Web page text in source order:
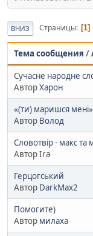
ВНИЗ Страницы 1
Тема сообщения /
Сучасне народне
АвторХарон
«(ти) маришся
Автор Волод
Словотвір - макс та
Автор Ira
Герцогський
Автор DarkMax2
Помогите)
Автор милаха